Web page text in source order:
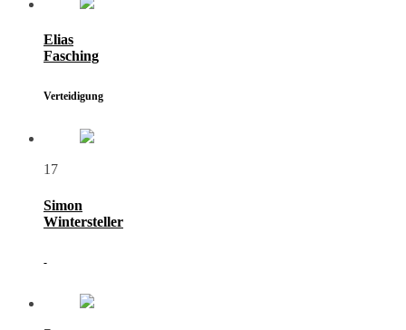
Elias
Fasching
Verteidigung
17
Simon
Wintersteller
-